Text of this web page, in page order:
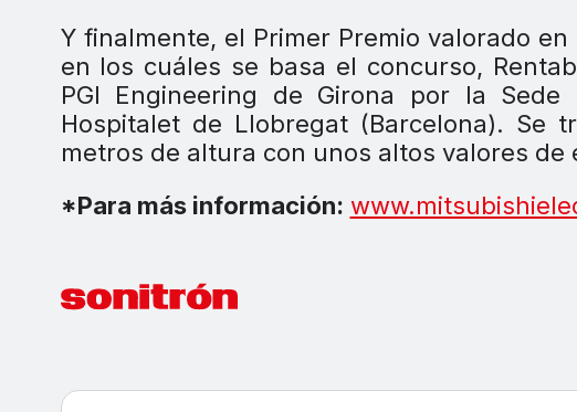
Y finalmente, el Primer Premio valorado
en los cuáles se basa el concurso,
PGI Engineering de Girona por la
Hospitalet de Llobregat (Barcelona). Se
metros de altura con unos altos valores de
*Para más información: